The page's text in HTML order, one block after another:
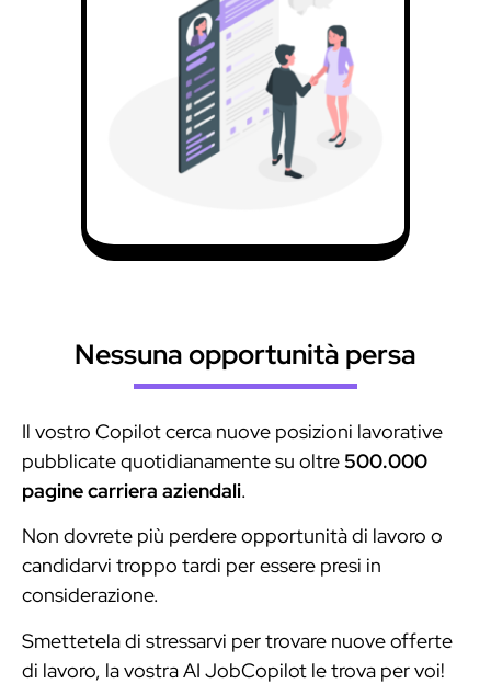
Nessuna opportunità persa
Il vostro Copilot cerca nuove posizioni lavorative
pubblicate quotidianamente su oltre500.000
pagine carriera aziendali.
Non dovrete più perdere opportunità di lavoro o
candidarvi troppo tardi per essere presi in
considerazione.
Smettetela di stressarvi per trovare nuove offerte
di lavoro, la vostra AI JobCopilot le trova per voi!